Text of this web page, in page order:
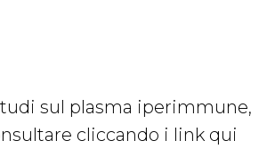
sul plasma iperimmune,
cliccando i link qui